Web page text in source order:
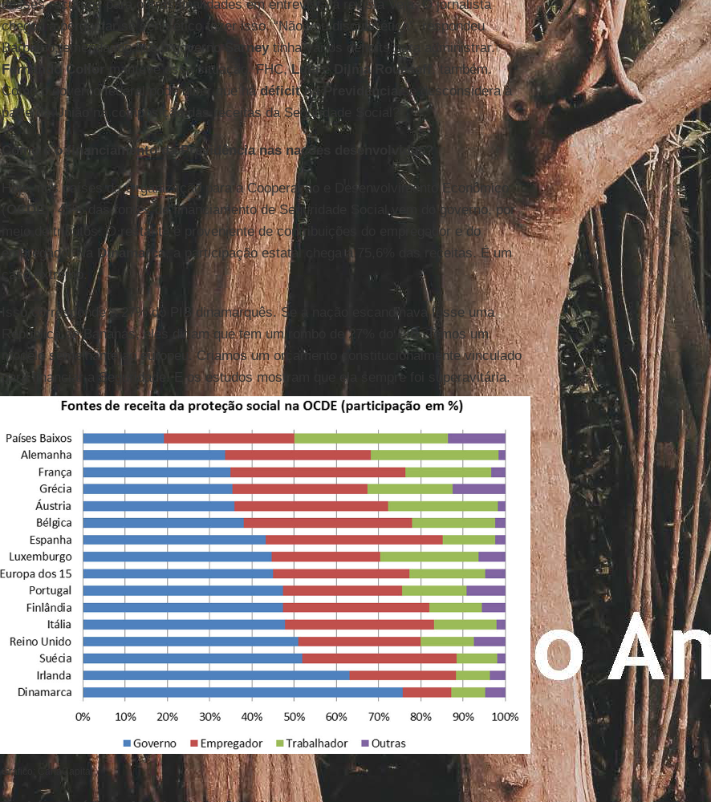
desses recursos para outras finalidades em entrevista à revista Veja. O jornalista
chegou a perguntar se seria ético fazer isso. “Não vou discutir ética”, respondeu
Barbalho, emendando que o governoSarneytinha vários déficits para administrar.
Fernando Collor
manteve essa situação. FHC,Lulae Dilma Rousseff
, também.
Como o governo federal pode dizer que hádéficit na Previdência
se desconsidera a
parte da União na composição das receitas da Seguridade Social?
Como é o financiamento da Previdência nas nações desenvolvidas?
Hoje, nos países da Organização para a Cooperação e Desenvolvimento Econômico
( OCDE ), 45% das fontes de financiamento de Seguridade Social vem do governo, por
meio de tributos. O restante é proveniente de contribuições do empregador e do
empregado. Na
Dinamarca
, a participação estatal chega a 75,6% das receitas. É um
caso extremo.
Isso corresponde a 27% do PIB dinamarquês. Se a nação escandinava fosse uma
República de Bananas, eles diriam que tem um rombo de 27% do PIB. Temos um
modelo semelhante ao europeu. Criamos um orçamento constitucionalmente vinculado
para financiar a Seguridade. E os estudos mostram que ela sempre foi superavitária.
Gráfico: CartaCapital